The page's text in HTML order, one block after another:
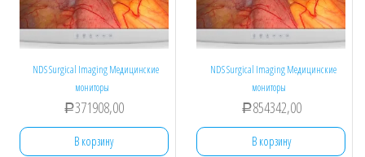
NDS Surgical Imaging Медицинские
мониторы
Р371908,00
В корзину
NDS Surgical Imaging Медицинские
мониторы
Р854342,00
В корзину